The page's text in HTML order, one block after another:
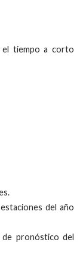
tiempo a corto
del año
pronóstico del